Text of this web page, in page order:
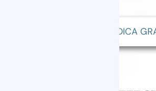
VALORACIÓN MÉDICA